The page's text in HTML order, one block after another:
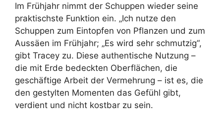
Im Frühjahr nimmt der Schuppen wieder seine
praktischste Funktion ein. „Ich nutze den
Schuppen zum Eintopfen von Pflanzen und zum
Aussäen im Frühjahr; „Es wird sehr schmutzig“,
gibt Tracey zu. Diese authentische Nutzung –
die mit Erde bedeckten Oberflächen, die
geschäftige Arbeit der Vermehrung – ist es, die
den gestylten Momenten das Gefühl gibt,
verdient und nicht kostbar zu sein.